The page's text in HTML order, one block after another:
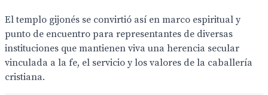
El templo gijonés se convirtió así en marco espiritual y
punto de encuentro para representantes de diversas
instituciones que mantienen viva una herencia secular
vinculada a la fe, el servicio y los valores de la caballería
cristiana.